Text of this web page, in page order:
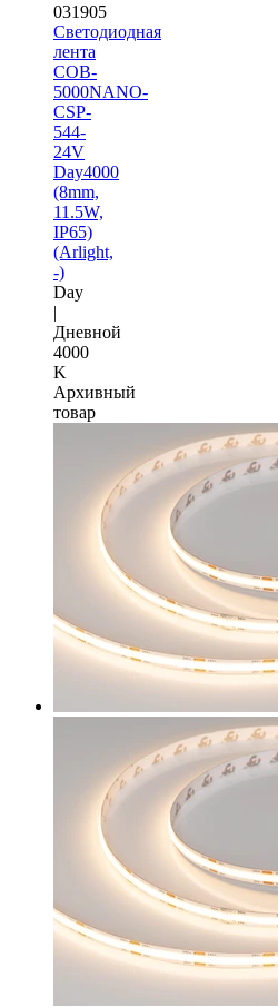
031905
Светодиодная
лента
COB-
5000NANO-
CSP-
544-
24V
Day4000
(8mm,
11.5W,
IP65)
(Arlight,
-)
Day
|
Дневной
4000
K
Архивный
товар